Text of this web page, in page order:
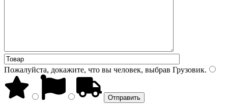
Пожалуйста, докажите, что вы человек, выбрав Грузовик.